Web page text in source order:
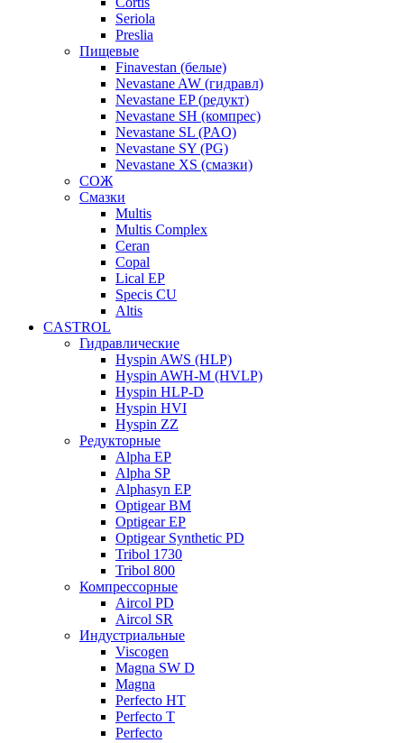
Seriola
Preslia
Пищевые
Finavestan (белые)
Nevastane AW (гидравл)
Nevastane EP (редукт)
Nevastane SH (компрес)
Nevastane SL (PAO)
Nevastane SY (PG)
Nevastane XS (смазки)
СОЖ
Смазки
Multis
Multis Complex
Ceran
Copal
Lical EP
Specis CU
Altis
CASTROL
Гидравлические
Hyspin AWS (HLP)
Hyspin AWH-M (HVLP)
Hyspin HLP-D
Hyspin HVI
Hyspin ZZ
Редукторные
Alpha EP
Alpha SP
Alphasyn EP
Optigear BM
Optigear EP
Optigear Synthetic PD
Tribol 1730
Tribol 800
Компрессорные
Aircol PD
Aircol SR
Индустриальные
Viscogen
Magna SW D
Magna
Perfecto HT
Perfecto T
Perfecto